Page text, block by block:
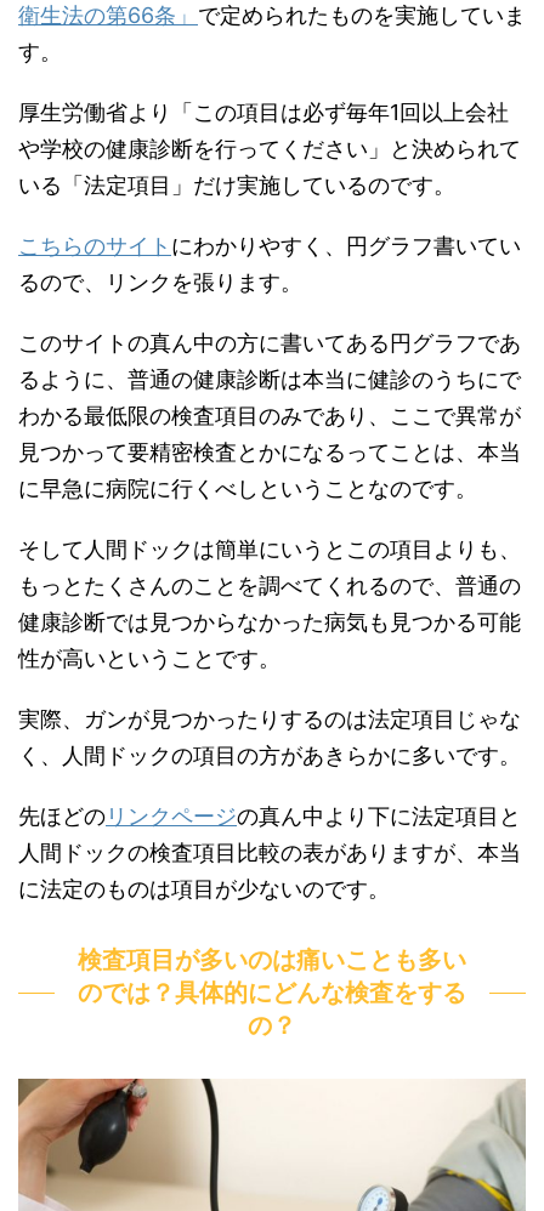
衛生法の第66条」 で定められたものを実施していま
す。
厚生労働省より「この項目は必ず毎年1回以上会社
や学校の健康診断を行ってください」と決められて
いる「法定項目」だけ実施しているのです。
こちらのサイト にわかりやすく、円グラフ書いてい
るので、リンクを張ります。
このサイトの真ん中の方に書いてある円グラフであ
るように、普通の健康診断は本当に健診のうちにで
わかる最低限の検査項目のみであり、ここで異常が
見つかって要精密検査とかになるってことは、本当
に早急に病院に行くべしということなのです。
そして人間ドックは簡単にいうとこの項目よりも、
もっとたくさんのことを調べてくれるので、普通の
健康診断では見つからなかった病気も見つかる可能
性が高いということです。
実際、ガンが見つかったりするのは法定項目じゃな
く、人間ドックの項目の方があきらかに多いです。
先ほどのリンクページの真ん中より下に法定項目と
人間ドックの検査項目比較の表がありますが、本当
に法定のものは項目が少ないのです。
検査項目が多いのは痛いことも多い
のでは？具体的にどんな検査をする
の？